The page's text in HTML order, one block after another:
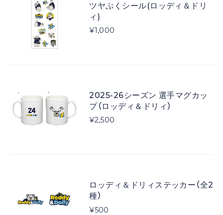
ツヤぷくシール(ロッディ＆ドリ
ィ)
¥1,000
2025-26シーズン 選手マグカッ
プ（ロッディ＆ドリィ）
¥2,500
ロッディ＆ドリィステッカー（全2
種）
¥500